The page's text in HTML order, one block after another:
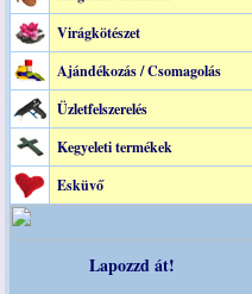
Virágkötészet
Ajándékozás / Csomagolás
Üzletfelszerelés
Kegyeleti termékek
Esküvő
Lapozzd át!